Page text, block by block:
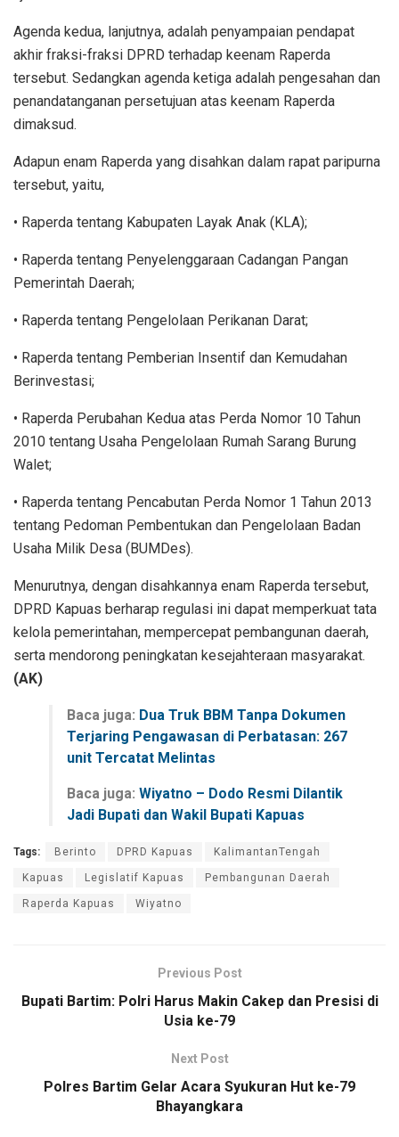
Agenda kedua, lanjutnya, adalah penyampaian pendapat
akhir fraksi-fraksi DPRD terhadap keenam Raperda
tersebut. Sedangkan agenda ketiga adalah pengesahan dan
penandatanganan persetujuan atas keenam Raperda
dimaksud.
Adapun enam Raperda yang disahkan dalam rapat paripurna
tersebut, yaitu,
• Raperda tentang Kabupaten Layak Anak (KLA);
• Raperda tentang Penyelenggaraan Cadangan Pangan
Pemerintah Daerah;
• Raperda tentang Pengelolaan Perikanan Darat;
• Raperda tentang Pemberian Insentif dan Kemudahan
Berinvestasi;
• Raperda Perubahan Kedua atas Perda Nomor 10 Tahun
2010 tentang Usaha Pengelolaan Rumah Sarang Burung
Walet;
• Raperda tentang Pencabutan Perda Nomor 1 Tahun 2013
tentang Pedoman Pembentukan dan Pengelolaan Badan
Usaha Milik Desa (BUMDes).
Menurutnya, dengan disahkannya enam Raperda tersebut,
DPRD Kapuas berharap regulasi ini dapat memperkuat tata
kelola pemerintahan, mempercepat pembangunan daerah,
serta mendorong peningkatan kesejahteraan masyarakat.
(AK)
Baca juga: Dua Truk BBM Tanpa Dokumen
Terjaring Pengawasan di Perbatasan: 267
unit Tercatat Melintas
Baca juga: Wiyatno – Dodo Resmi Dilantik
Jadi Bupati dan Wakil Bupati Kapuas
Tags: Berinto DPRD Kapuas KalimantanTengah
Kapuas Legislatif Kapuas Pembangunan Daerah
Raperda Kapuas Wiyatno
Previous Post
Bupati Bartim: Polri Harus Makin Cakep dan Presisi di
Usia ke-79
Next Post
Polres Bartim Gelar Acara Syukuran Hut ke-79
Bhayangkara